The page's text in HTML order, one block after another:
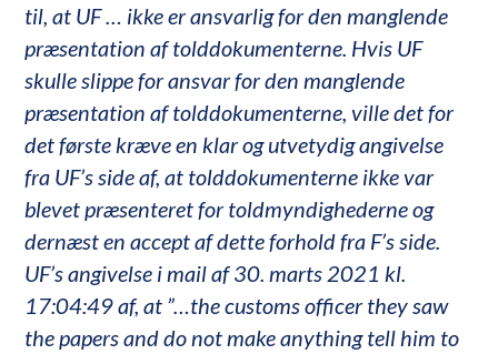
til, at UF … ikke er ansvarlig for den manglende
præsentation af tolddokumenterne. Hvis UF
skulle slippe for ansvar for den manglende
præsentation af tolddokumenterne, ville det for
det første kræve en klar og utvetydig angivelse
fra UF’s side af, at tolddokumenterne ikke var
blevet præsenteret for toldmyndighederne og
dernæst en accept af dette forhold fra F’s side.
UF’s angivelse i mail af 30. marts 2021 kl.
17:04:49 af, at ”…the customs officer they saw
the papers and do not make anything tell him to